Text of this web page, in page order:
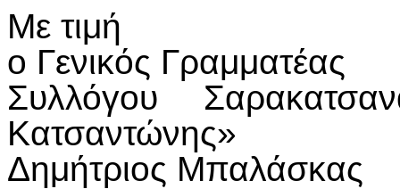
Με τιμή
ο Γενικός Γραμματέας
Συλλόγου
Κατσαντώνης»
Δημήτριος Μπαλάσκας